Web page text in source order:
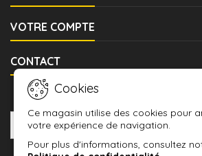
VOTRE COMPTE
CONTACT
Cookies
Ce magasin utilise des cookies pour
votre expérience de navigation.
Pour plus d'informations, consultez
LETTRE